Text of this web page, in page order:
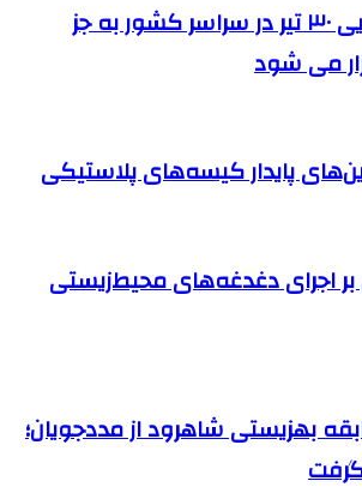
امتحانات نهایی ۳۰ تیر در سراسر کشور به جز
می شود
پایدار کیسه‌های پلاستیکی
بر اجرای دغدغه‌های محیط‌زیستی
بهزیستی شاهرود از مددجویان؛
گرفت